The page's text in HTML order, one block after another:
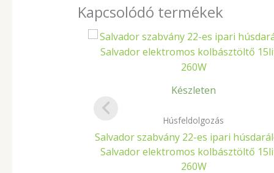
Kapcsolódó termékek
Készleten
Húsfeldolgozás
Salvador szabvány 22-es ipari
Salvador elektromos kolbásztöltő
260W
Original
was:
427
Current
price
is: